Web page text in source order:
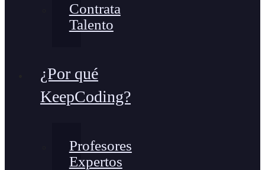
Contrata
Talento
¿Por qué
KeepCoding?
Profesores
Expertos